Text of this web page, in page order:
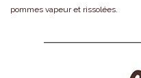
pommes vapeur et rissolées.